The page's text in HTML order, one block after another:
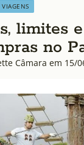
limites
no
Câmara em 15/